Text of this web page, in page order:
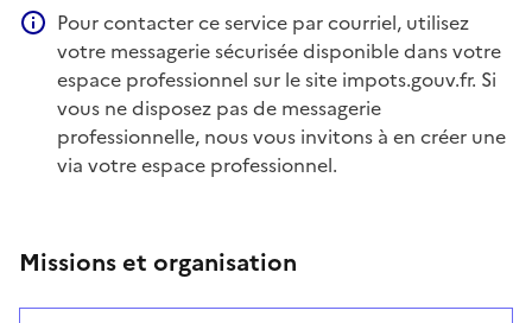
Information complémentaire
Pour contacter ce service par courriel, utilisez
votre messagerie sécurisée disponible dans votre
espace professionnel sur le site impots.gouv.fr. Si
vous ne disposez pas de messagerie
professionnelle, nous vous invitons à en créer une
via votre espace professionnel.
Missions et organisation